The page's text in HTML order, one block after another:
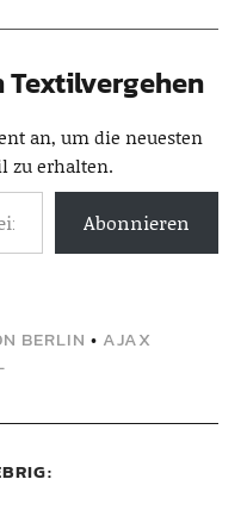
Textilvergehen
an, um die neuesten
zu erhalten.
Abonnieren
BERLIN • AJAX